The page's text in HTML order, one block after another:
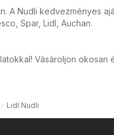
A Nudli kedvezményes
Spar, Lidl, Auchan.
Vásároljon okosan
Lidl Nudli